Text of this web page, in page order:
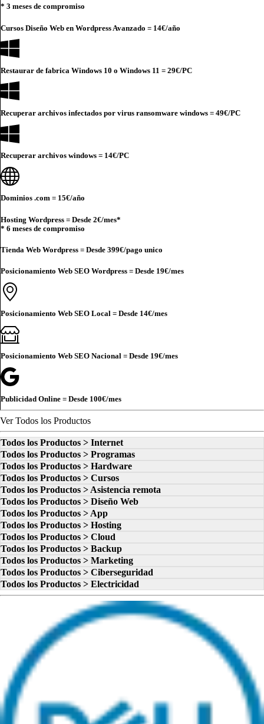
* 3 meses de compromiso
Cursos Diseño Web en Wordpress Avanzado = 14€/año
Restaurar de fabrica Windows 10 o Windows 11 = 29€/PC
Recuperar archivos infectados por virus ransomware windows = 49€/PC
Recuperar archivos windows = 14€/PC
Dominios .com = 15€/año
Hosting Wordpress = Desde 2€/mes*
* 6 meses de compromiso
Tienda Web Wordpress = Desde 399€/pago unico
Posicionamiento Web SEO Wordpress = Desde 19€/mes
Posicionamiento Web SEO Local = Desde 14€/mes
Posicionamiento Web SEO Nacional = Desde 19€/mes
Publicidad Online = Desde 100€/mes
Ver Todos los Productos
Todos los Productos > Internet
Todos los Productos > Programas
Todos los Productos > Hardware
Todos los Productos > Cursos
Todos los Productos > Asistencia remota
Todos los Productos > Diseño Web
Todos los Productos > App
Todos los Productos > Hosting
Todos los Productos > Cloud
Todos los Productos > Backup
Todos los Productos > Marketing
Todos los Productos > Ciberseguridad
Todos los Productos > Electricidad